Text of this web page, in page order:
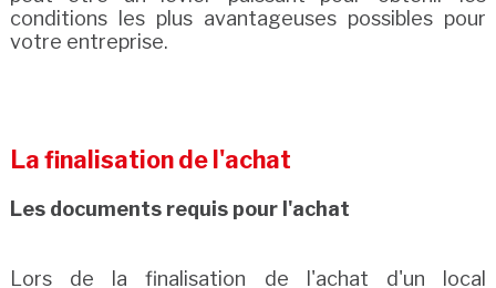
conditions les plus avantageuses possibles pour
votre entreprise.
La finalisation de l'achat
Les documents requis pour l'achat
Lors de la finalisation de l'achat d'un local